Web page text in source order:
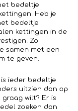
bedeltje
Heb je
bedeltje
kettingen in de
Zo
samen met een
te geven.
ieder bedeltje
uitzien dan op
wilt? Er is
zoeken dan